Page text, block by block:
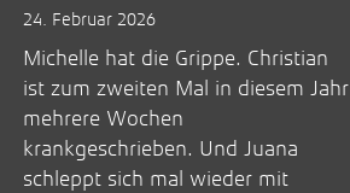
24. Februar 2026
Michelle hat die Grippe. Christian
ist zum zweiten Mal in diesem Jahr
mehrere Wochen
krankgeschrieben. Und Juana
schleppt sich mal wieder mit